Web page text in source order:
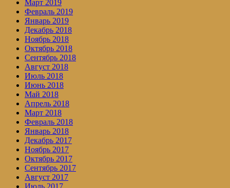
Март 2019
Февраль 2019
Январь 2019
Декабрь 2018
Ноябрь 2018
Октябрь 2018
Сентябрь 2018
Август 2018
Июль 2018
Июнь 2018
Май 2018
Апрель 2018
Март 2018
Февраль 2018
Январь 2018
Декабрь 2017
Ноябрь 2017
Октябрь 2017
Сентябрь 2017
Август 2017
Июль 2017